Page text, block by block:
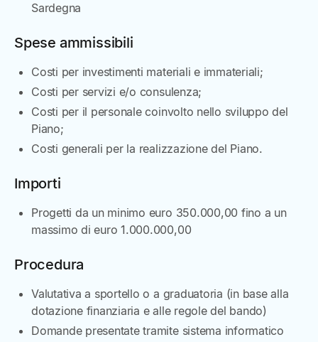
Sardegna
Spese ammissibili
Costi per investimenti materiali e immateriali;
Costi per servizi e/o consulenza;
Costi per il personale coinvolto nello sviluppo del
Piano;
Costi generali per la realizzazione del Piano.
Importi
Progetti da un minimo euro 350.000,00 fino a un
massimo di euro 1.000.000,00
Procedura
Valutativa a sportello o a graduatoria (in base alla
dotazione finanziaria e alle regole del bando)
Domande presentate tramite sistema informatico